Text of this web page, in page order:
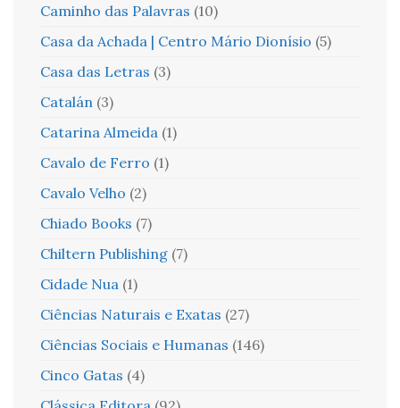
Caminho das Palavras (10)
Casa da Achada | Centro Mário Dionísio (5)
Casa das Letras (3)
Catalán (3)
Catarina Almeida (1)
Cavalo de Ferro (1)
Cavalo Velho (2)
Chiado Books (7)
Chiltern Publishing (7)
Cidade Nua (1)
Ciências Naturais e Exatas (27)
Ciências Sociais e Humanas (146)
Cinco Gatas (4)